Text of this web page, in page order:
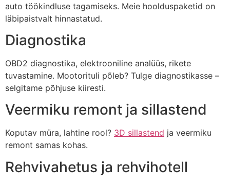
auto töökindluse tagamiseks. Meie hoolduspaketid on
läbipaistvalt hinnastatud.
Diagnostika
OBD2 diagnostika, elektrooniline analüüs, rikete
tuvastamine. Mootorituli põleb? Tulge diagnostikasse –
selgitame põhjuse kiiresti.
Veermiku remont ja sillastend
Koputav müra, lahtine rool? 3D sillastend ja veermiku
remont samas kohas.
Rehvivahetus ja rehvihotell